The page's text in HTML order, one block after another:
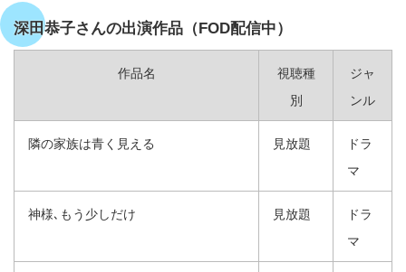
深田恭子さんの出演作品（FOD配信中）
作品名
視聴種
別
ジャ
ンル
隣の家族は青く見える 見放題
ドラ
マ
神様､もう少しだけ 見放題
ドラ
マ